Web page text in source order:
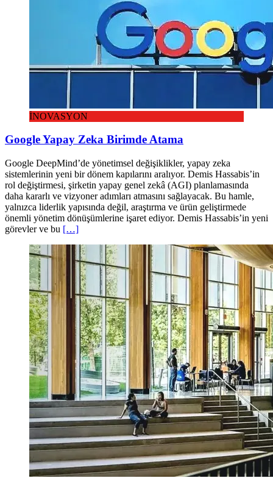
İNOVASYON
Google Yapay Zeka Birimde Atama
Google DeepMind’de yönetimsel değişiklikler, yapay zeka
sistemlerinin yeni bir dönem kapılarını aralıyor. Demis Hassabis’in
rol değiştirmesi, şirketin yapay genel zekâ (AGI) planlamasında
daha kararlı ve vizyoner adımları atmasını sağlayacak. Bu hamle,
yalnızca liderlik yapısında değil, araştırma ve ürün geliştirmede
önemli yönetim dönüşümlerine işaret ediyor. Demis Hassabis’in yeni
görevler ve bu […]